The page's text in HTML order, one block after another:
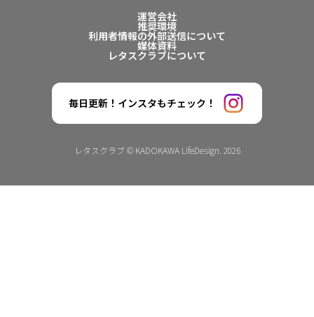
運営会社
推奨環境
利用者情報の外部送信について
媒体資料
レタスクラブについて
毎日更新！インスタもチェック！
レタスクラブ © KADOKAWA LifeDesign. 2026